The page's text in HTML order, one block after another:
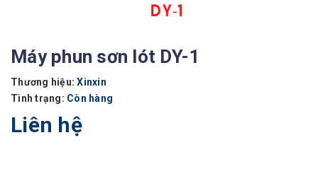
Máy phun sơn lót DY-1
Thương hiệu: Xinxin
Tình trạng: Còn hàng
Liên hệ